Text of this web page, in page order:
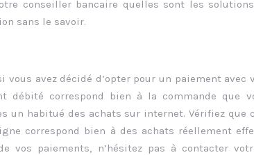
conseiller bancaire quelles sont les
sans le savoir.
vous avez décidé d’opter pour un paiement avec
débité correspond bien à la commande que
un habitué des achats sur internet. Vérifiez que
correspond bien à des achats réellement
vos paiements, n’hésitez pas à contacter